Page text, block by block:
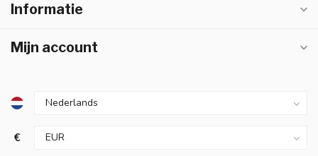
Informatie
Mijn account
€